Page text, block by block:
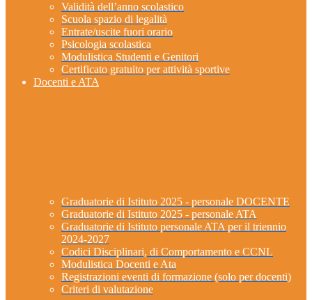
Validità dell’anno scolastico
Scuola spazio di legalità
Entrate/uscite fuori orario
Psicologia scolastica
Modulistica Studenti e Genitori
Certificato gratuito per attività sportive
Docenti e ATA
Graduatorie di Istituto 2025 - personale DOCENTE
Graduatorie di Istituto 2025 - personale ATA
Graduatorie di Istituto personale ATA per il triennio
2024-2027
Codici Disciplinari, di Comportamento e CCNL
Modulistica Docenti e Ata
Registrazioni eventi di formazione (solo per docenti)
Criteri di valutazione